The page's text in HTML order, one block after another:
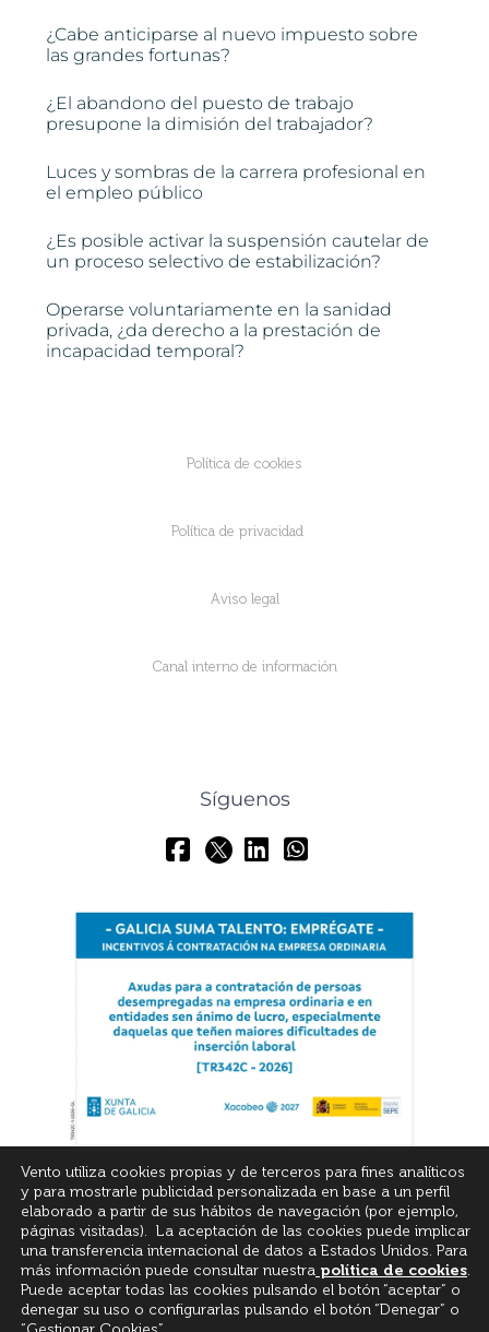
¿Cabe anticiparse al nuevo impuesto sobre
las grandes fortunas?
¿El abandono del puesto de trabajo
presupone la dimisión del trabajador?
Luces y sombras de la carrera profesional en
el empleo público
¿Es posible activar la suspensión cautelar de
un proceso selectivo de estabilización?
Operarse voluntariamente en la sanidad
privada, ¿da derecho a la prestación de
incapacidad temporal?
Política de cookies
Política de privacidad
Aviso legal
Canal interno de información
Síguenos
© All Rights Reserved
Vento utiliza cookies propias y de terceros para fines analíticos
y para mostrarle publicidad personalizada en base a un perfil
elaborado a partir de sus hábitos de navegación (por ejemplo,
páginas visitadas). La aceptación de las cookies puede implicar
una transferencia internacional de datos a Estados Unidos. Para
más información puede consultar nuestra política de cookies.
Puede aceptar todas las cookies pulsando el botón “aceptar” o
denegar su uso o configurarlas pulsando el botón “Denegar” o